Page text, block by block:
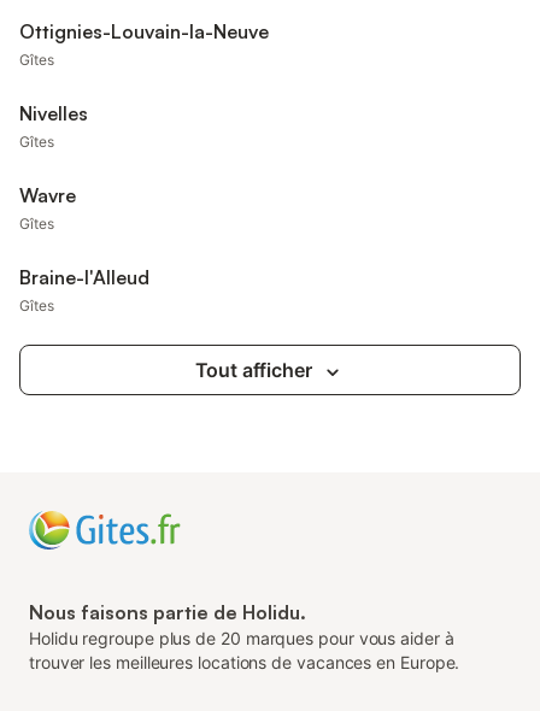
Ottignies-Louvain-la-Neuve
Gîtes
Nivelles
Gîtes
Wavre
Gîtes
Braine-l'Alleud
Gîtes
Tout afficher
Nous faisons partie de Holidu.
Holidu regroupe plus de 20 marques pour vous aider à
trouver les meilleures locations de vacances en Europe.